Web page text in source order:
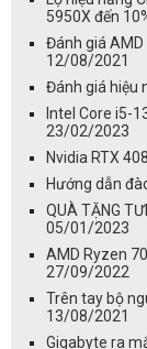
5950X đến
Đánh giá AMD
12/08/2021
Đánh giá hiệu
Intel Core i5-
23/02/2023
Nvidia RTX
Hướng dẫn
QUÀ TẶNG
05/01/2023
AMD Ryzen
27/09/2022
Trên tay bộ
13/08/2021
Gigabyte ra